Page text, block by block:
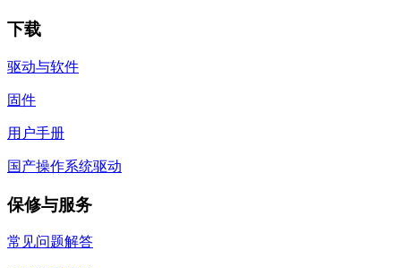
下载
驱动与软件
固件
用户手册
国产操作系统驱动
保修与服务
常见问题解答